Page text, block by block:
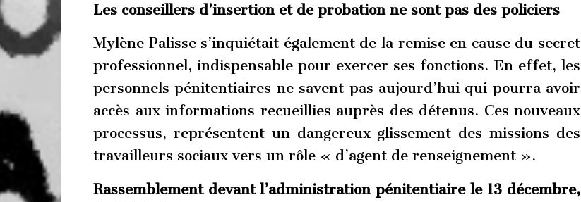
Les conseillers d’insertion et de probation ne sont pas des policiers
Mylène Palisse s’inquiétait également de la remise en cause du secret
professionnel, indispensable pour exercer ses fonctions. En effet, les
personnels pénitentiaires ne savent pas aujourd’hui qui pourra avoir
accès aux informations recueillies auprès des détenus. Ces nouveaux
processus, représentent un dangereux glissement des missions des
travailleurs sociaux vers un rôle « d’agent de renseignement ».
Rassemblement devant l’administration pénitentiaire le 13 décembre,